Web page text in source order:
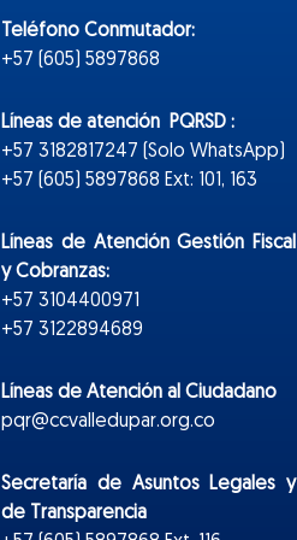
Teléfono Conmutador:
+57 (605) 5897868
Líneas de atención PQRSD :
+57 3182817247 (Solo WhatsApp)
+57 (605) 5897868 Ext: 101, 163
Líneas de Atención Gestión Fiscal
y Cobranzas:
+57 3104400971
+57 3122894689
Líneas de Atención al Ciudadano
pqr@ccvalledupar.org.co
Secretaría de Asuntos Legales y
de Transparencia